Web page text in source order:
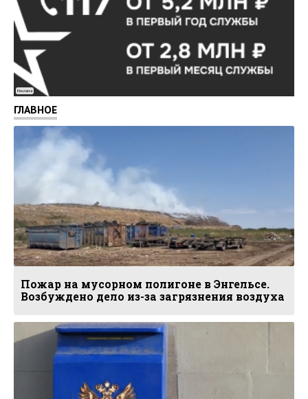
Реклама
ГЛАВНОЕ
Пожар на мусорном полигоне в Энгельсе.
Возбуждено дело из-за загрязнения воздуха